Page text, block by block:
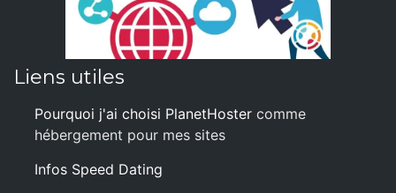
Liens utiles
Pourquoi j'ai choisi PlanetHoster comme
hébergement pour mes sites
Infos Speed Dating